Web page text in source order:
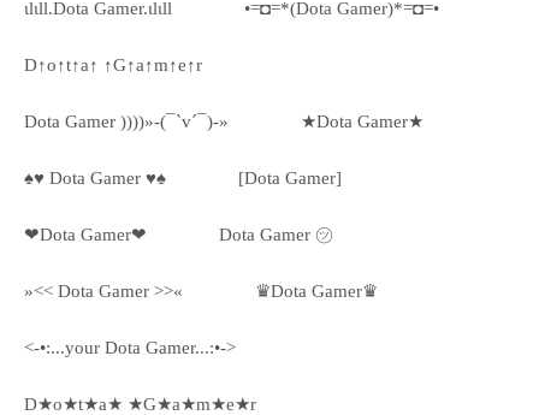
ιlιll.Dota Gamer.ιlιll •=◘=*(Dota Gamer)*=◘=•
D↑o↑t↑a↑ ↑G↑a↑m↑e↑r
Dota Gamer ))))»-(¯`v´¯)-» ★Dota Gamer★
♠♥ Dota Gamer ♥♠ [Dota Gamer]
❤Dota Gamer❤ Dota Gamer ㋡
»<< Dota Gamer >>« ♛Dota Gamer♛
<-•:...your Dota Gamer...:•->
D★o★t★a★ ★G★a★m★e★r